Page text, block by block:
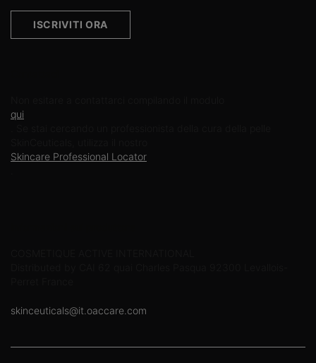
ISCRIVITI ORA
qui
Skincare Professional Locator
skinceuticals@it.oaccare.com